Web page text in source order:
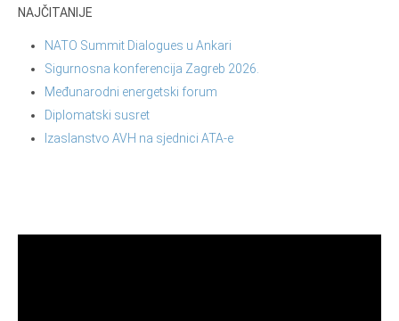
NAJČITANIJE
NATO Summit Dialogues u Ankari
Sigurnosna konferencija Zagreb 2026.
Međunarodni energetski forum
Diplomatski susret
Izaslanstvo AVH na sjednici ATA-e